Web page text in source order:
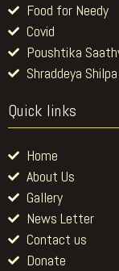
Food for Needy
Covid
Poushtika
Shraddeya Shilpa
Quick links
Home
About Us
Gallery
News Letter
Contact us
Donate